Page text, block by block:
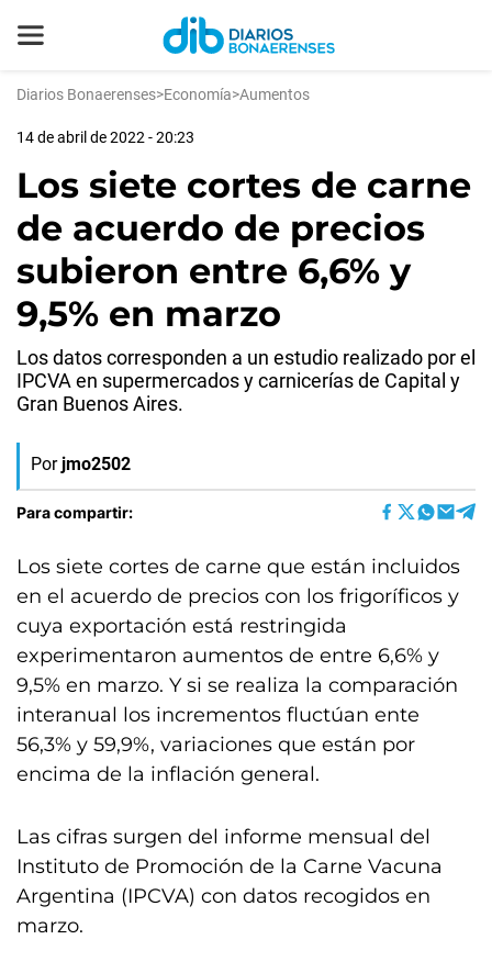
Diarios Bonaerenses>Economía>Aumentos
14 de abril de 2022 - 20:23
Los siete cortes de carne
de acuerdo de precios
subieron entre 6,6% y
9,5% en marzo
Los datos corresponden a un estudio realizado por el
IPCVA en supermercados y carnicerías de Capital y
Gran Buenos Aires.
Por jmo2502
Para compartir:
Los siete cortes de carne que están incluidos
en el acuerdo de precios con los frigoríficos y
cuya exportación está restringida
experimentaron aumentos de entre 6,6% y
9,5% en marzo. Y si se realiza la comparación
interanual los incrementos fluctúan ente
56,3% y 59,9%, variaciones que están por
encima de la inflación general.
Las cifras surgen del informe mensual del
Instituto de Promoción de la Carne Vacuna
Argentina (IPCVA) con datos recogidos en
marzo.